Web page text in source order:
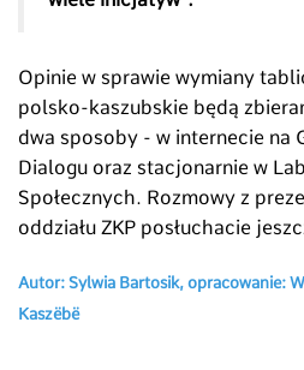
Opinie w sprawie wymiany
polsko-kaszubskie będą
dwa sposoby - w internecie na
Dialogu oraz stacjonarnie w
Społecznych. Rozmowy z
oddziału ZKP posłuchacie
Autor: Sylwia Bartosik, opracowanie:
Kaszëbë